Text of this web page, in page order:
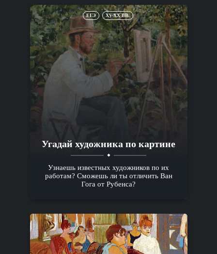
ЕГЭ XV-XX ВВ.
Угадай художника по картине
Узнаешь известных художников по их
работам? Сможешь ли ты отличить Ван
Гога от Рубенса?